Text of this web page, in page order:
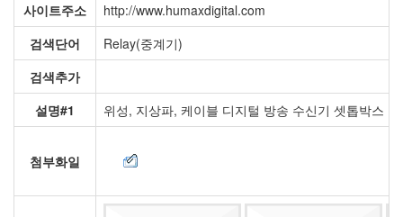
사이트주소
http://www.humaxdigital.com
검색단어
Relay(중계기)
검색추가
설명#1
위성, 지상파, 케이블 디지털 방송 수신기 셋톱박스
첨부화일